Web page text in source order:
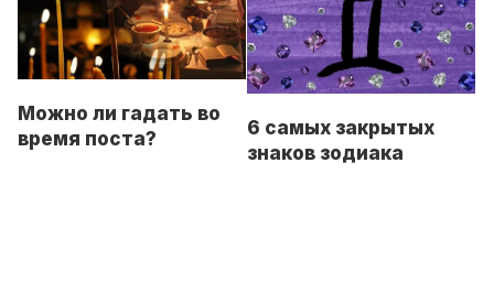
Можно ли гадать во
время поста?
6 самых закрытых
знаков зодиака